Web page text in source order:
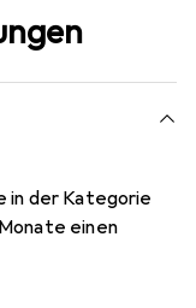
in der Kategorie
einen